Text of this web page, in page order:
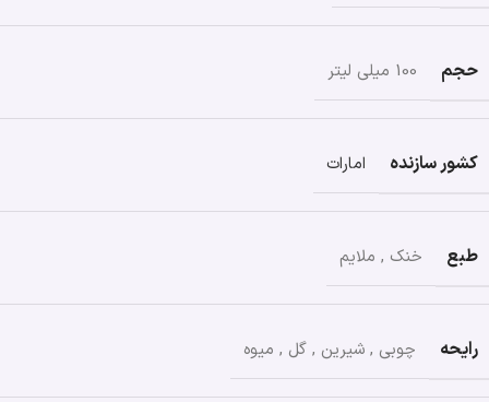
حجم 100 میلی لیتر
کشور سازنده امارات
طبع خنک , ملایم
رایحه چوبی , شیرین , گل , میوه